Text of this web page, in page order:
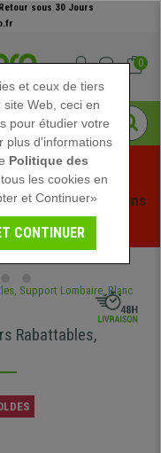
Retour sous 30 Jours
0
! Des réductions
- Voir l'offre
Rabattables,
et ceux de tiers
Web, ceci en
pour étudier votre
plus d'informations
Politique des
les cookies en
et Continuer»
CONTINUER